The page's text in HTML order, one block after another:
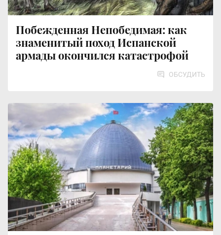
Побежденная Непобедимая: как
знаменитый поход Испанской
армады окончился катастрофой
ОБСУДИТЬ